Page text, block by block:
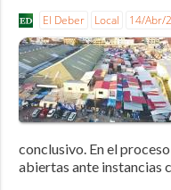
El Deber Local 14/Abr/
conclusivo. En el
abiertas ante instancias